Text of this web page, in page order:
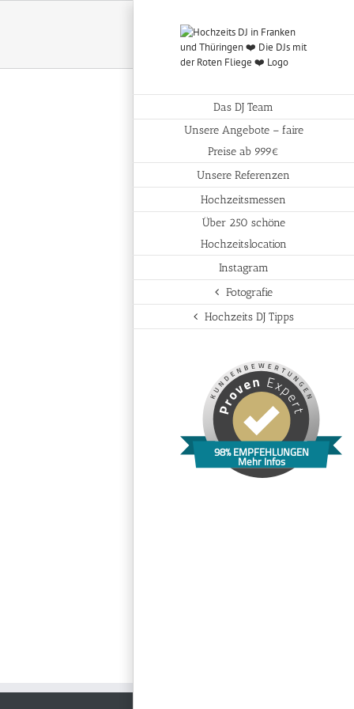
Das DJ Team
Unsere Angebote – faire
Preise ab 999€
Unsere Referenzen
Hochzeitsmessen
Über 250 schöne
Hochzeitslocation
Instagram
Fotografie
Hochzeits DJ Tipps
98% EMPFEHLUNGEN
Mehr Infos